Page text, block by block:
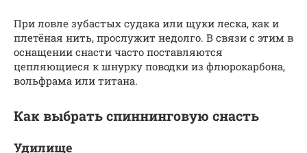
При ловле зубастых судака или щуки леска, как и
плетёная нить, прослужит недолго. В связи с этим в
оснащении снасти часто поставляются
цепляющиеся к шнурку поводки из флюрокарбона,
вольфрама или титана.
Как выбрать спиннинговую снасть
Удилище